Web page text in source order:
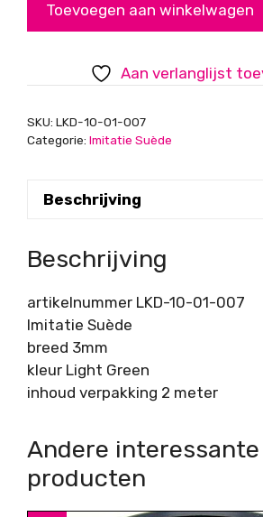
light
3mm
aantal
Toevoegen aan winkelwagen
Aan verlanglijst
SKU: LKD-10-01-007
Categorie: Imitatie Suède
Beschrijving
Beschrijving
artikelnummer LKD-10-01-007
Imitatie Suède
breed 3mm
kleur Light Green
inhoud verpakking 2 meter
Andere interessante
producten